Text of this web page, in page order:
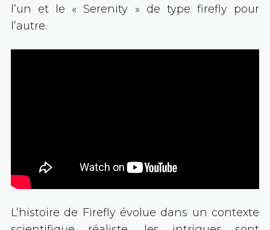
l’un et le « Serenity » de type firefly pour
l’autre.
L’histoire de Firefly évolue dans un contexte